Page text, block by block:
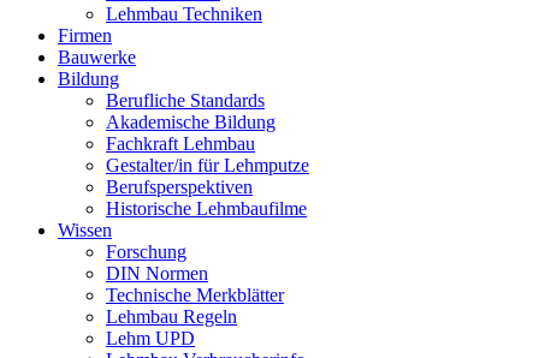
Lehmbau Techniken
Firmen
Bauwerke
Bildung
Berufliche Standards
Akademische Bildung
Fachkraft Lehmbau
Gestalter/in für Lehmputze
Berufsperspektiven
Historische Lehmbaufilme
Wissen
Forschung
DIN Normen
Technische Merkblätter
Lehmbau Regeln
Lehm UPD